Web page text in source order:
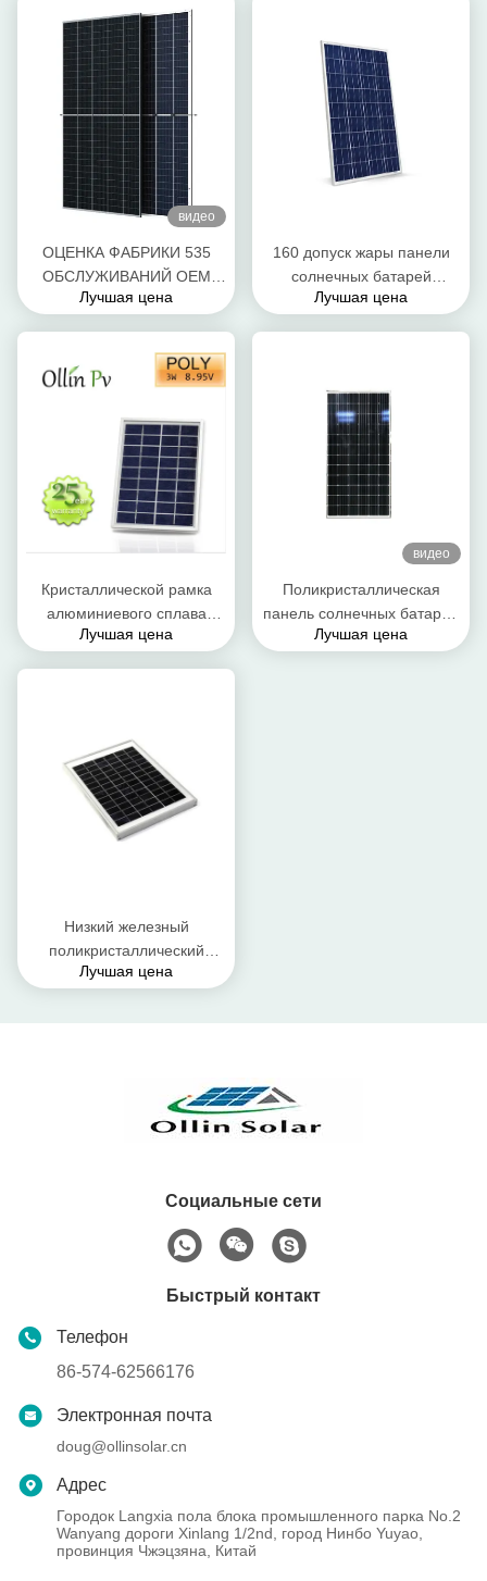
видео
ОЦЕНКА ФАБРИКИ 535
ОБСЛУЖИВАНИЙ OEM
КЛЕТОК TECHONOLOGY
БАТАРЕЙ 540W 545W
Лучшая цена
160 допуск жары панели
солнечных батарей
1480*680*40мм ватта
Лучшая цена
Кристаллической рамка
алюминиевого сплава
модулей ПВ
Лучшая цена
видео
Поликристаллическая
панель солнечных батарей
кремния 42.5v 300wat
Лучшая цена
Низкий железный
поликристаллический
модуль Пв, подгонянные
Лучшая цена
Социальные сети
Быстрый контакт
Телефон
86-574-62566176
Электронная почта
doug@ollinsolar.cn
Адрес
Городок Langxia пола блока промышленного парка No.2
Wanyang дороги Xinlang 1/2nd, город Нинбо Yuyao,
провинция Чжэцзяна, Китай